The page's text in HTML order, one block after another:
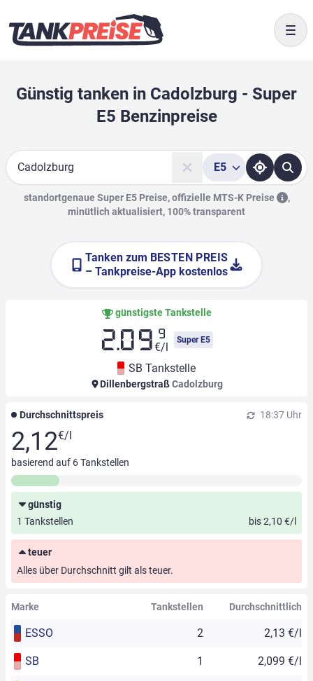
Günstig tanken in Cadolzburg - Super
E5 Benzinpreise
Suche
E5
standortgenaue Super E5 Preise, offizielle MTS-K Preise
,
minütlich aktualisiert, 100% transparent
Tanken zum BESTEN PREIS
– Tankpreise-App kostenlos
günstigste Tankstelle
2.09 9
€/l
Super E5
SB Tankstelle
DillenbergstraßCadolzburg
Durchschnittspreis 18:37 Uhr
2,12€/l
basierend auf 6Tankstellen
günstig
1 Tankstellen
bis 2,10 €/l
teuer
Alles über Durchschnitt gilt als teuer.
Marke Tankstellen Durchschnittlich
ESSO 2 2,13 €/l
SB 1 2,099 €/l